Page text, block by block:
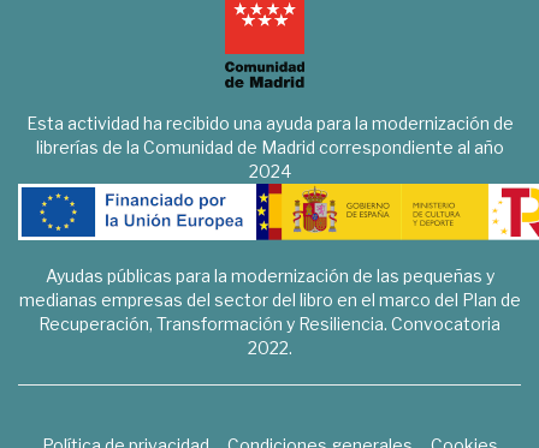
Esta actividad ha recibido una ayuda para la modernización de
librerías de la Comunidad de Madrid correspondiente al año
2024
Ayudas públicas para la modernización de las pequeñas y
medianas empresas del sector del libro en el marco del Plan de
Recuperación, Transformación y Resiliencia. Convocatoria
2022.